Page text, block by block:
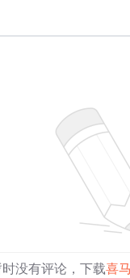
没有评论，下载喜